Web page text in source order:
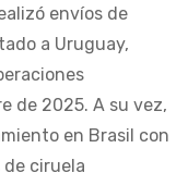
envíos de
a Uruguay,
de 2025. A su vez,
en Brasil con
ciruela